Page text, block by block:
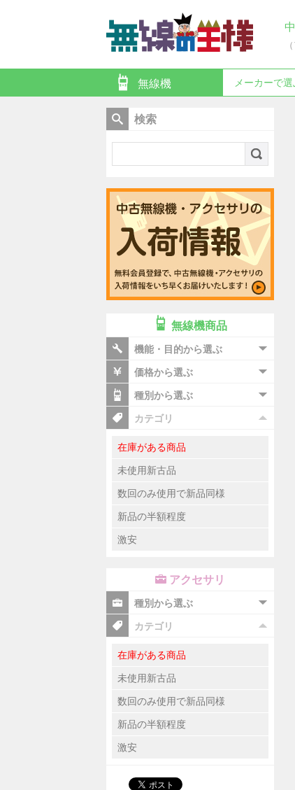
無線機 メーカーで選
検索
無線機商品
機能・目的から選ぶ
価格から選ぶ
種別から選ぶ
カテゴリ
在庫がある商品
未使用新古品
数回のみ使用で新品同様
新品の半額程度
激安
アクセサリ
種別から選ぶ
カテゴリ
在庫がある商品
未使用新古品
数回のみ使用で新品同様
新品の半額程度
激安